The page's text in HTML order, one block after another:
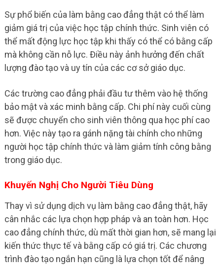
Sự phổ biến của làm bằng cao đẳng thật có thể làm
giảm giá trị của việc học tập chính thức. Sinh viên có
thể mất động lực học tập khi thấy có thể có bằng cấp
mà không cần nỗ lực. Điều này ảnh hưởng đến chất
lượng đào tạo và uy tín của các cơ sở giáo dục.
Các trường cao đẳng phải đầu tư thêm vào hệ thống
bảo mật và xác minh bằng cấp. Chi phí này cuối cùng
sẽ được chuyển cho sinh viên thông qua học phí cao
hơn. Việc này tạo ra gánh nặng tài chính cho những
người học tập chính thức và làm giảm tính công bằng
trong giáo dục.
Khuyến Nghị Cho Người Tiêu Dùng
Thay vì sử dụng dịch vụ làm bằng cao đẳng thật, hãy
cân nhắc các lựa chọn hợp pháp và an toàn hơn. Học
cao đẳng chính thức, dù mất thời gian hơn, sẽ mang lại
kiến thức thực tế và bằng cấp có giá trị. Các chương
trình đào tạo ngắn hạn cũng là lựa chọn tốt để nâng